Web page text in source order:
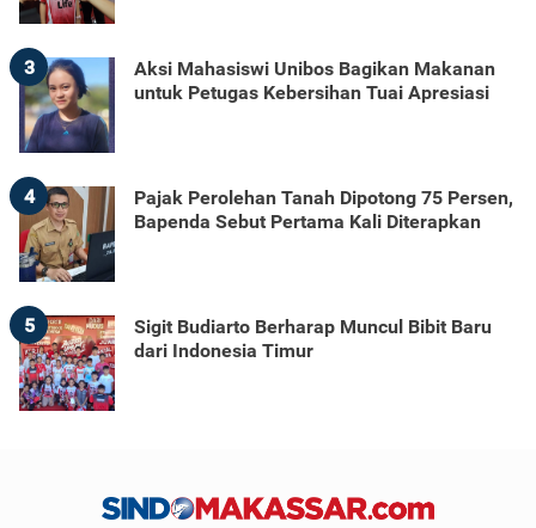
3
Aksi Mahasiswi Unibos Bagikan Makanan
untuk Petugas Kebersihan Tuai Apresiasi
4
Pajak Perolehan Tanah Dipotong 75 Persen,
Bapenda Sebut Pertama Kali Diterapkan
5
Sigit Budiarto Berharap Muncul Bibit Baru
dari Indonesia Timur